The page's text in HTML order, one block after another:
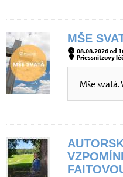
MŠE
08.08.2026 od
Priessnitzovy
Mše